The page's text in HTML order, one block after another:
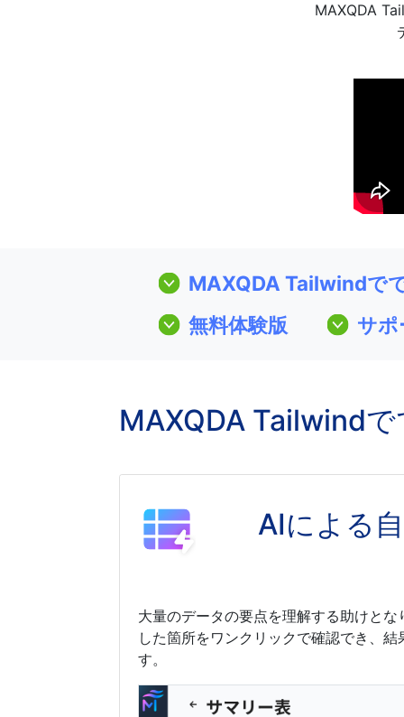
MAXQDA
MAXQDA Tailwindで
無料体験版
サポ
MAXQDA Tailwind
AIによる
大量のデータの要点を理解する助けと
した箇所をワンクリックで確認でき、
す。